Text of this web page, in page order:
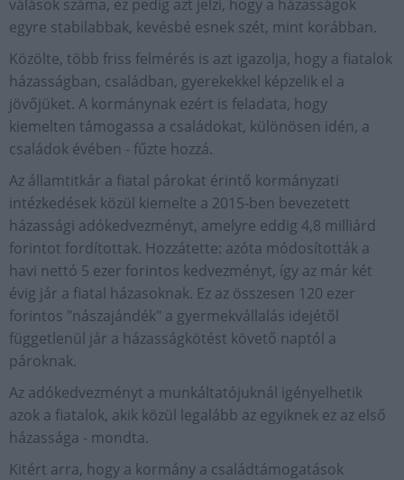
válások száma, ez pedig azt jelzi, hogy a házasságok
egyre stabilabbak, kevésbé esnek szét, mint korábban.
Közölte, több friss felmérés is azt igazolja, hogy a fiatalok
házasságban, családban, gyerekekkel képzelik el a
jövőjüket. A kormánynak ezért is feladata, hogy
kiemelten támogassa a családokat, különösen idén, a
családok évében - fűzte hozzá.
Az államtitkár a fiatal párokat érintő kormányzati
intézkedések közül kiemelte a 2015-ben bevezetett
házassági adókedvezményt, amelyre eddig 4,8 milliárd
forintot fordítottak. Hozzátette: azóta módosították a
havi nettó 5 ezer forintos kedvezményt, így az már két
évig jár a fiatal házasoknak. Ez az összesen 120 ezer
forintos "nászajándék" a gyermekvállalás idejétől
függetlenül jár a házasságkötést követő naptól a
pároknak.
Az adókedvezményt a munkáltatójuknál igényelhetik
azok a fiatalok, akik közül legalább az egyiknek ez az első
házassága - mondta.
Kitért arra, hogy a kormány a családtámogatások